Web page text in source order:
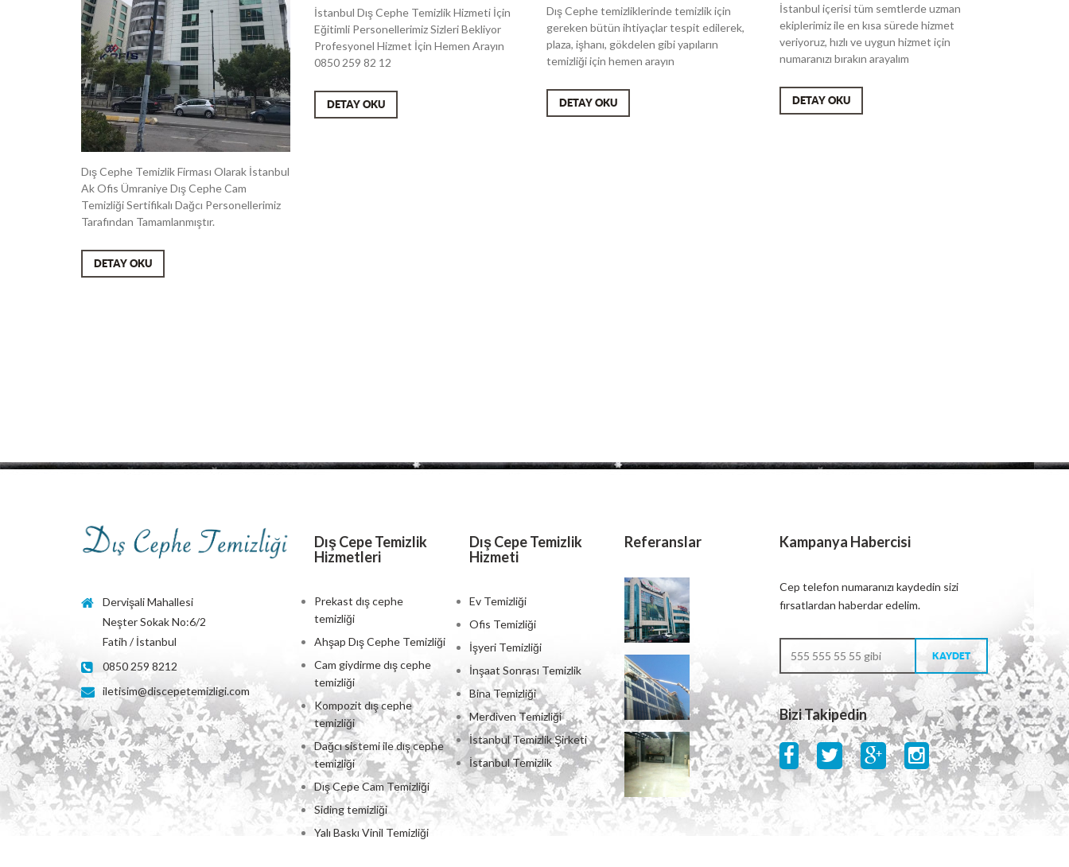
Dış Cephe Temizlik Firması Olarak İstanbul
Ak Ofis Ümraniye Dış Cephe Cam
Temizliği Sertifikalı Dağcı Personellerimiz
Tarafından Tamamlanmıştır.
DETAY OKU
İstanbul Dış Cephe Temizlik Hizmeti İçin
Eğitimli Personellerimiz Sizleri Bekliyor
Profesyonel Hizmet İçin Hemen Arayın
0850 259 82 12
DETAY OKU
Dış Cephe temizliklerinde temizlik için
gereken bütün ihtiyaçlar tespit edilerek,
plaza, işhanı, gökdelen gibi yapıların
temizliği için hemen arayın
DETAY OKU
İstanbul içerisi tüm semtlerde uzman
ekiplerimiz ile en kısa sürede hizmet
veriyoruz, hızlı ve uygun hizmet için
numaranızı bırakın arayalım
DETAY OKU
Dervişali Mahallesi
Neşter Sokak No:6/2
Fatih / İstanbul
0850 259 8212
iletisim@discepetemizligi.com
Dış Cepe Temizlik
Hizmetleri
Prekast dış cephe
temizliği
Ahşap Dış Cephe Temizliği
Cam giydirme dış cephe
temizliği
Kompozit dış cephe
temizliği
Dağcı sistemi ile dış cephe
temizliği
Dış Cepe Cam Temizliği
Siding temizliği
Yalı Baskı Vinil Temizliği
Dış Cepe Temizlik
Hizmeti
Ev Temizliği
Ofis Temizliği
İşyeri Temizliği
İnşaat Sonrası Temizlik
Bina Temizliği
Merdiven Temizliği
İstanbul Temizlik Şirketi
İstanbul Temizlik
Referanslar Kampanya Habercisi
Cep telefon numaranızı kaydedin sizi
fırsatlardan haberdar edelim.
Bizi Takipedin